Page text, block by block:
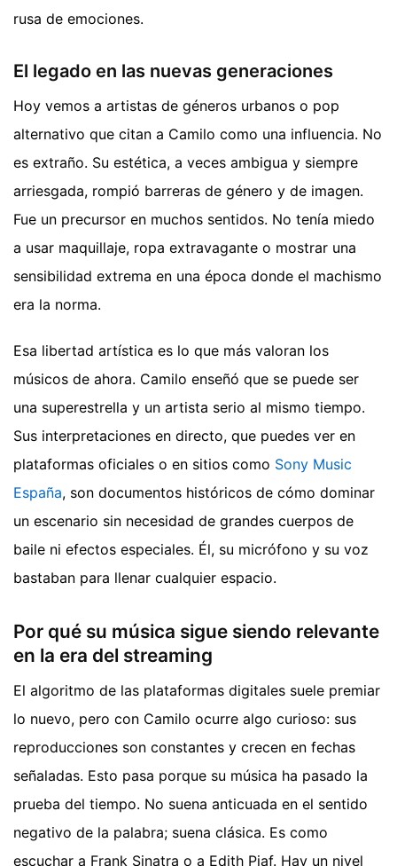
rusa de emociones.
El legado en las nuevas generaciones
Hoy vemos a artistas de géneros urbanos o pop
alternativo que citan a Camilo como una influencia. No
es extraño. Su estética, a veces ambigua y siempre
arriesgada, rompió barreras de género y de imagen.
Fue un precursor en muchos sentidos. No tenía miedo
a usar maquillaje, ropa extravagante o mostrar una
sensibilidad extrema en una época donde el machismo
era la norma.
Esa libertad artística es lo que más valoran los
músicos de ahora. Camilo enseñó que se puede ser
una superestrella y un artista serio al mismo tiempo.
Sus interpretaciones en directo, que puedes ver en
plataformas oficiales o en sitios como Sony Music
España, son documentos históricos de cómo dominar
un escenario sin necesidad de grandes cuerpos de
baile ni efectos especiales. Él, su micrófono y su voz
bastaban para llenar cualquier espacio.
Por qué su música sigue siendo relevante
en la era del streaming
El algoritmo de las plataformas digitales suele premiar
lo nuevo, pero con Camilo ocurre algo curioso: sus
reproducciones son constantes y crecen en fechas
señaladas. Esto pasa porque su música ha pasado la
prueba del tiempo. No suena anticuada en el sentido
negativo de la palabra; suena clásica. Es como
escuchar a Frank Sinatra o a Edith Piaf. Hay un nivel